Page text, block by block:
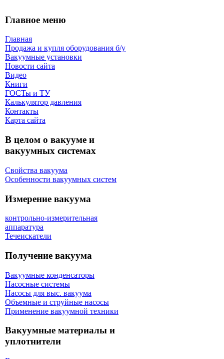
Главное меню
Главная
Продажа и купля оборудования б/y
Вакуумные установки
Новости сайта
Видео
Книги
ГОСТы и ТУ
Калькулятор давления
Контакты
Карта сaйта
В целом о вакууме и
вакуумных системах
Свойства вакуума
Особенности вакуумных систем
Измерение вакуума
контрольно-измерительная
аппаратура
Течеискатели
Получение вакуума
Вакуумные конденсаторы
Насосные системы
Насосы для выс. вакуума
Объемные и струйные насосы
Применение вакуумной техники
Вакуумные материалы и
уплотнители